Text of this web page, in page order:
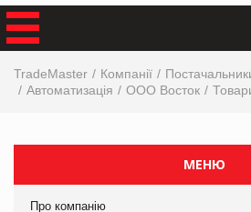
TradeMaster Компанії
Автоматизація
ООО Восток
МЕНЮ
Про компанію